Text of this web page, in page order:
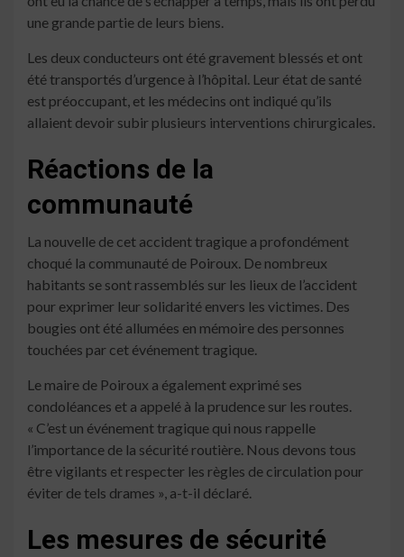
une grande partie de leurs biens.
Les deux conducteurs ont été gravement blessés et ont
été transportés d’urgence à l’hôpital. Leur état de santé
est préoccupant, et les médecins ont indiqué qu’ils
allaient devoir subir plusieurs interventions chirurgicales.
Réactions de la
communauté
La nouvelle de cet accident tragique a profondément
choqué la communauté de Poiroux. De nombreux
habitants se sont rassemblés sur les lieux de l’accident
pour exprimer leur solidarité envers les victimes. Des
bougies ont été allumées en mémoire des personnes
touchées par cet événement tragique.
Le maire de Poiroux a également exprimé ses
condoléances et a appelé à la prudence sur les routes.
« C’est un événement tragique qui nous rappelle
l’importance de la sécurité routière. Nous devons tous
être vigilants et respecter les règles de circulation pour
éviter de tels drames », a-t-il déclaré.
Les mesures de sécurité